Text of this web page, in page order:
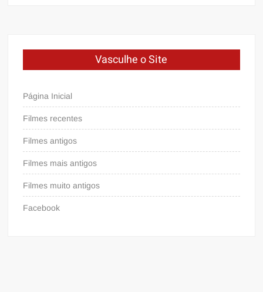
Vasculhe o Site
Página Inicial
Filmes recentes
Filmes antigos
Filmes mais antigos
Filmes muito antigos
Facebook